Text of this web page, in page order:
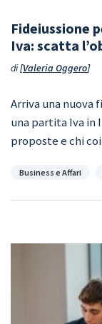
Fideiussione
Iva: scatta
di Valeria Oggero
Arriva una nuova
una partita Iva in
proposte e chi
Categorie
Business e Affari